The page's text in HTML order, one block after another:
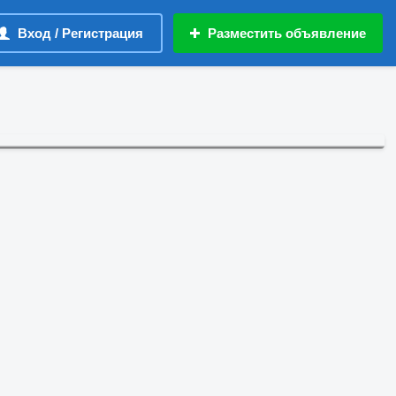
Вход / Регистрация Разместить объявление